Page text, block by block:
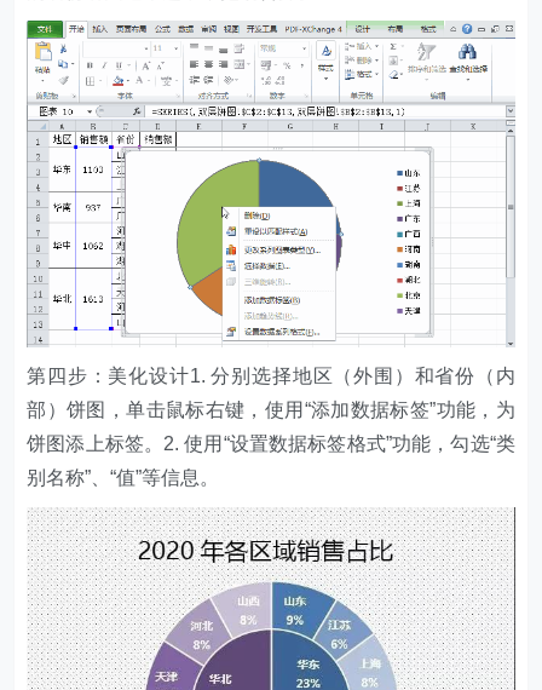
第四步：美化设计1. 分别选择地区（外围）和省份（内
部）饼图，单击鼠标右键，使用“添加数据标签”功能，为
饼图添上标签。2. 使用“设置数据标签格式”功能，勾选“类
别名称”、“值”等信息。